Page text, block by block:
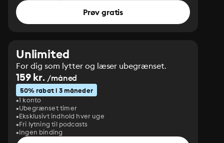
Prøv gratis
Unlimited
For dig som lytter og læser ubegrænset.
159 kr. /måned
50% rabat i 3 måneder
1 konto
Ubegrænset timer
Eksklusivt indhold hver uge
Fri lytning til podcasts
Ingen binding